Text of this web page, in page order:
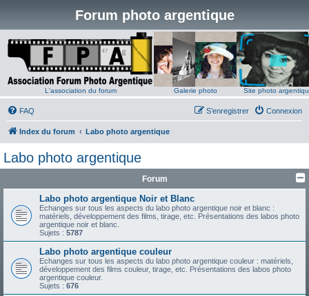
Forum photo argentique
L'association du forum Galerie photo Site photo
FAQ Connexion
S’enregistrer
Index du forum Labo photo argentique
Labo photo argentique
Forum
Labo photo argentique Noir et Blanc
Echanges sur tous les aspects du labo photo argentique noir et blanc :
matériels, développement des films, tirage, etc. Présentations des labos photo
argentique noir et blanc.
Sujets : 5787
Labo photo argentique couleur
Echanges sur tous les aspects du labo photo argentique couleur : matériels,
développement des films couleur, tirage, etc. Présentations des labos photo
argentique couleur.
Sujets : 676